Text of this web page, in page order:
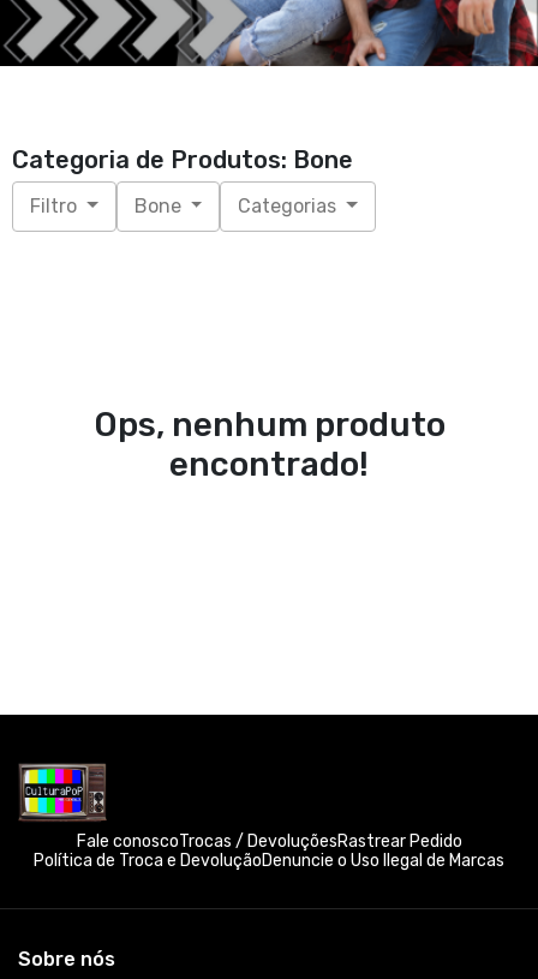
Categoria de Produtos: Bone
Filtro Bone Categorias
Ops, nenhum produto
encontrado!
Fale conoscoTrocas / DevoluçõesRastrear Pedido
Política de Troca e DevoluçãoDenuncie o Uso Ilegal de Marcas
Sobre nós